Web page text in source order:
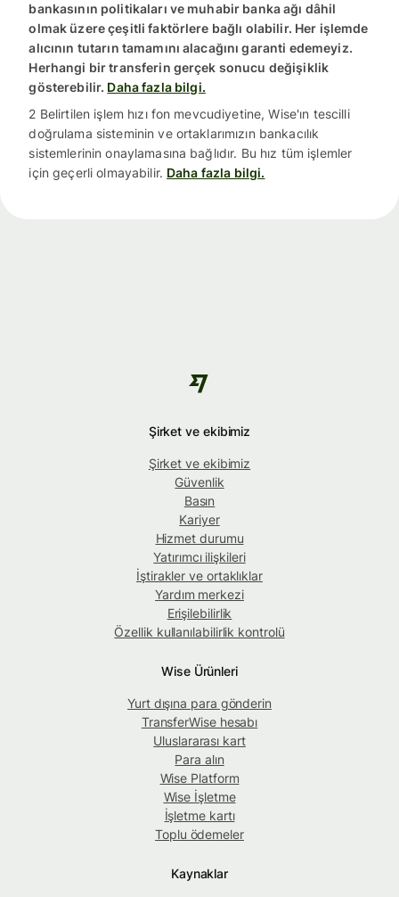
bankasının politikaları ve muhabir banka ağı dâhil
olmak üzere çeşitli faktörlere bağlı olabilir. Her işlemde
alıcının tutarın tamamını alacağını garanti edemeyiz.
Herhangi bir transferin gerçek sonucu değişiklik
gösterebilir. Daha fazla bilgi.
2 Belirtilen işlem hızı fon mevcudiyetine, Wise'ın tescilli
doğrulama sisteminin ve ortaklarımızın bankacılık
sistemlerinin onaylamasına bağlıdır. Bu hız tüm işlemler
için geçerli olmayabilir. Daha fazla bilgi.
Şirket ve ekibimiz
Şirket ve ekibimiz
Güvenlik
Basın
Kariyer
Hizmet durumu
Yatırımcı ilişkileri
İştirakler ve ortaklıklar
Yardım merkezi
Erişilebilirlik
Özellik kullanılabilirlik kontrolü
Wise Ürünleri
Yurt dışına para gönderin
TransferWise hesabı
Uluslararası kart
Para alın
Wise Platform
Wise İşletme
İşletme kartı
Toplu ödemeler
Kaynaklar